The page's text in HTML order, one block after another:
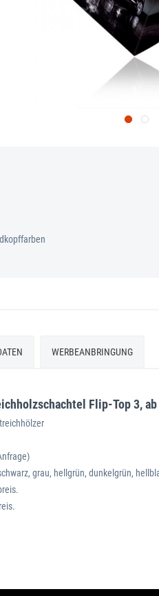
WERBEANBRINGUNG
Flip-Top 3, ab
grau, hellgrün, dunkelgrün,